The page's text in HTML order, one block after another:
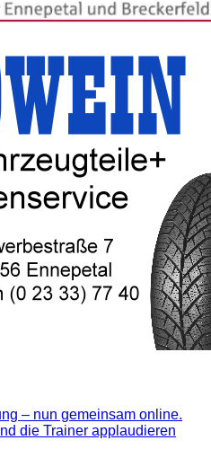
– nun gemeinsam online.
die Trainer applaudieren